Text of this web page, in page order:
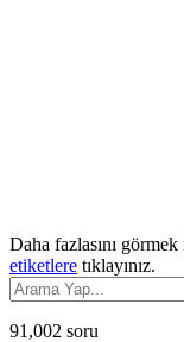
Daha fazlasını
etiketlere tıklayınız.
91,002 soru